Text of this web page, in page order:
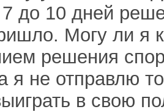
до 10 дней
Могу ли я
решения
я не отправлю
в свою